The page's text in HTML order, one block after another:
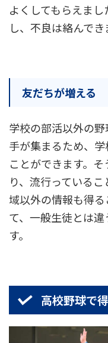
よくしてもらえま
し、不良は絡んでき
友だちが増える
学校の部活以外の
手が集まるため、
ことができます。
り、流行っている
域以外の情報も得
て、一般生徒とは
す。
高校野球で